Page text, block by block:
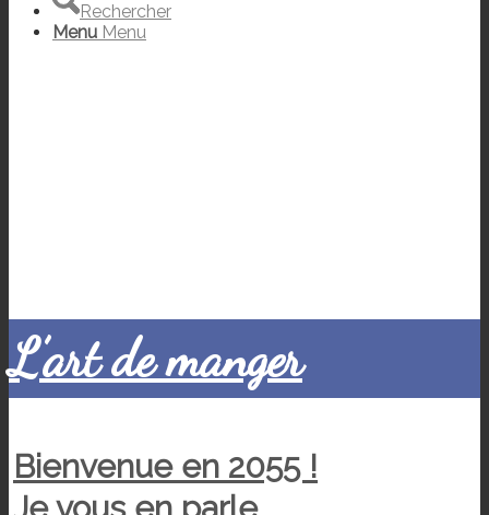
Rechercher
Menu Menu
L’art de manger
Bienvenue en 2055 !